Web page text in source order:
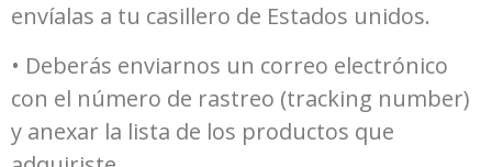
envíalas a tu casillero de Estados unidos.
• Deberás enviarnos un correo electrónico
con el número de rastreo (tracking number)
y anexar la lista de los productos que